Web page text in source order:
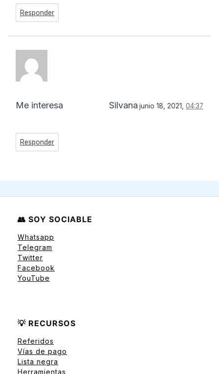
Responder
Silvana junio 18, 2021, 04:37
Me interesa
Responder
👥 SOY SOCIABLE
Whatsapp
Telegram
Twitter
Facebook
YouTube
💡 RECURSOS
Referidos
Vías de pago
Lista negra
Herramientas